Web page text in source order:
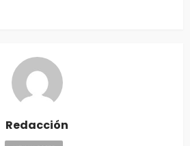
Redacción